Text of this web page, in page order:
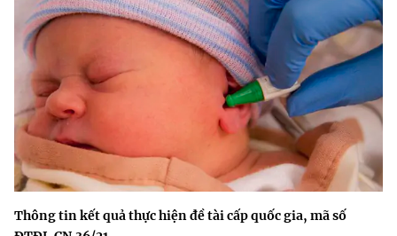
Thông tin kết quả thực hiện đề tài cấp quốc gia, mã số